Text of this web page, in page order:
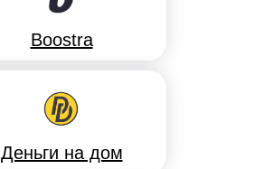
Boostra
Деньги на дом